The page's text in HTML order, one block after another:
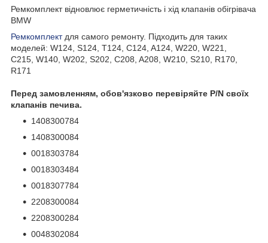
Ремкомплект відновлює герметичність і хід клапанів обігрівача
BMW
Ремкомплектдля самого ремонту. Підходить для таких
моделей: W124, S124, T124, C124, A124, W220, W221,
C215, W140, W202, S202, C208, A208, W210, S210, R170,
R171
Перед замовленням, обов'язково перевіряйте P/N своїх
клапанів печива.
1408300784
1408300084
0018303784
0018303484
0018307784
2208300084
2208300284
0048302084